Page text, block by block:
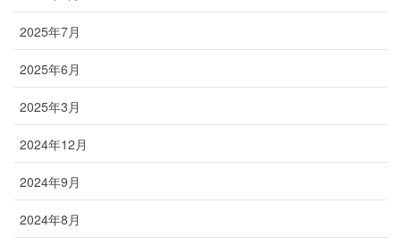
2025年7月
2025年6月
2025年3月
2024年12月
2024年9月
2024年8月